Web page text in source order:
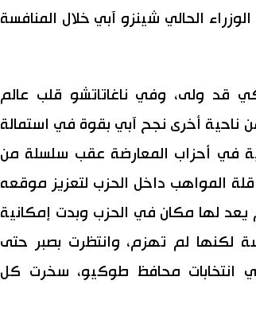
الحالي شينزو آبي خلال المنافسة
قد ولى، وفي ناغاتاتشو قلب عالم
ناحية أخرى نجح آبي بقوة في استمالة
في أحزاب المعارضة عقب سلسلة من
المواهب داخل الحزب لتعزيز موقعه
لها مكان في الحزب وبدت إمكانية
لكنها لم تهزم، وانتظرت بصبر حتى
انتخابات محافظ طوكيو، سخرت كل